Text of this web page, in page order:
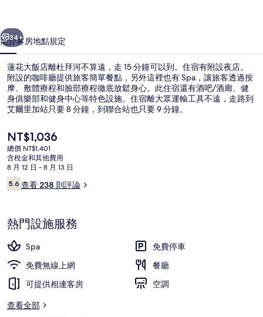
片
集
個 下一個
34+
簡介客房地點規定
蓮花大飯店離杜拜河不算遠，走 15 分鐘可以到。住宿有附設夜店。
附設的咖啡廳提供旅客簡單餐點，另外這裡也有 Spa，讓旅客透過按
摩、敷體療程和臉部療程徹底放鬆身心。此住宿還有酒吧/酒廊、健
身俱樂部和健身中心等特色設施。住宿離大眾運輸工具不遠，走路到
艾爾里加站只要 8 分鐘，到聯合站也只要 9 分鐘。
目
前
的
價
格
是
NT$1,036
總價 NT$1,401
含稅金和其他費用
8 月 12 日 - 8 月 13 日
評
論
5.65.6 分，滿分 10 分，
查看 238 則評論
熱門設施服務
Spa
免費停車
免費無線上網
餐廳
可提供相連客房
空調
查看全部